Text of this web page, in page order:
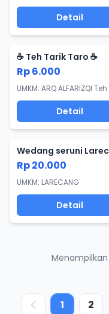
Detail
☕ Teh Tarik Taro ☕
Rp 6.000
Detail
Rp 20.000
UMKM: LARECANG
Detail
Menampilkan
1 2